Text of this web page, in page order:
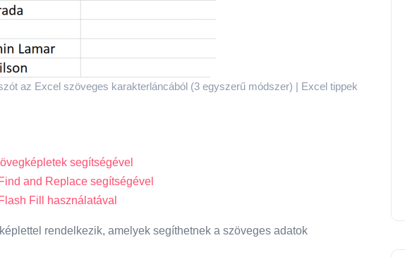
az Excel szöveges karakterláncából (3 egyszerű módszer) | Excel tippek
segítségével
and Replace segítségével
Fill használatával
rendelkezik, amelyek segíthetnek a szöveges adatok